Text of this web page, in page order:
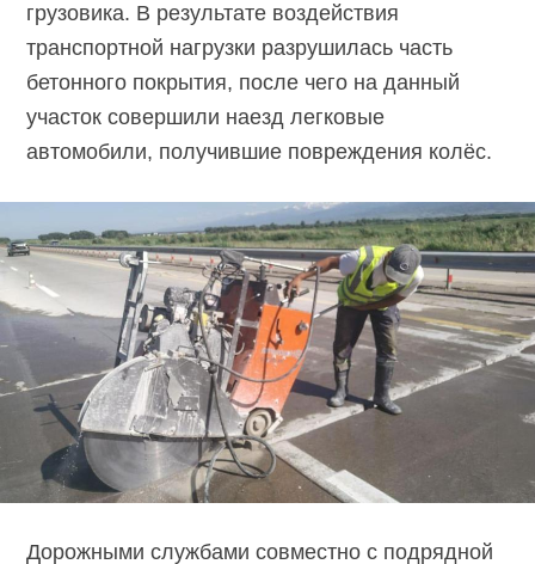
грузовика. В результате воздействия
транспортной нагрузки разрушилась часть
бетонного покрытия, после чего на данный
участок совершили наезд легковые
автомобили, получившие повреждения колёс.
Дорожными службами совместно с подрядной